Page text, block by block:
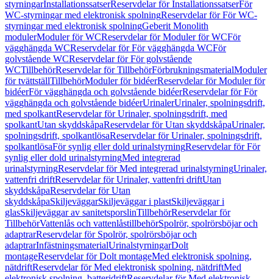
styrningarInstallationssatserReservdelar för InstallationssatserFör
WC-styrningar med elektronisk spolningReservdelar för För WC-
styrningar med elektronisk spolningGeberit Monolith
modulerModuler för WCReservdelar för Moduler för WCFör
vägghängda WCReservdelar för För vägghängda WCFör
golvstående WCReservdelar för För golvstående
WCTillbehörReservdelar för TillbehörFörbrukningsmaterialModuler
för tvättställTillbehörModuler för bidéerReservdelar för Moduler för
bidéerFör vägghängda och golvstående bidéerReservdelar för För
vägghängda och golvstående bidéerUrinalerUrinaler, spolningsdrift,
med spolkantReservdelar för Urinaler, spolningsdrift, med
spolkantUtan skyddskåpaReservdelar för Utan skyddskåpaUrinaler,
spolningsdrift, spolkantlösaReservdelar för Urinaler, spolningsdrift,
spolkantlösaFör synlig eller dold urinalstyrningReservdelar för För
synlig eller dold urinalstyrningMed integrerad
urinalstyrningReservdelar för Med integrerad urinalstyrningUrinaler,
vattenfri driftReservdelar för Urinaler, vattenfri driftUtan
skyddskåpaReservdelar för Utan
skyddskåpaSkiljeväggarSkiljeväggar i plastSkiljeväggar i
glasSkiljeväggar av sanitetsporslinTillbehörReservdelar för
TillbehörVattenlås och vattenlåstillbehörSpolrör, spolrörsböjar och
adaptrarReservdelar för Spolrör, spolrörsböjar och
adaptrarInfästningsmaterialUrinalstyrningarDolt
montageReservdelar för Dolt montageMed elektronisk spolning,
nätdriftReservdelar för Med elektronisk spolning, nätdriftMed